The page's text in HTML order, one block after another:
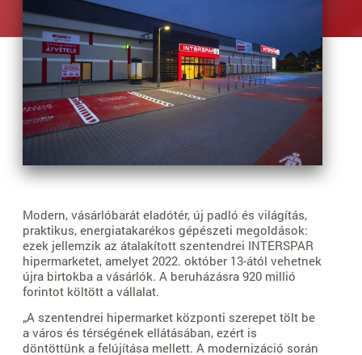
Modern, vásárlóbarát eladótér, új padló és világítás,
praktikus, energiatakarékos gépészeti megoldások:
ezek jellemzik az átalakított szentendrei INTERSPAR
hipermarketet, amelyet 2022. október 13-ától vehetnek
újra birtokba a vásárlók. A beruházásra 920 millió
forintot költött a vállalat.
„A szentendrei hipermarket központi szerepet tölt be
a város és térségének ellátásában, ezért is
döntöttünk a felújítása mellett. A modernizáció során